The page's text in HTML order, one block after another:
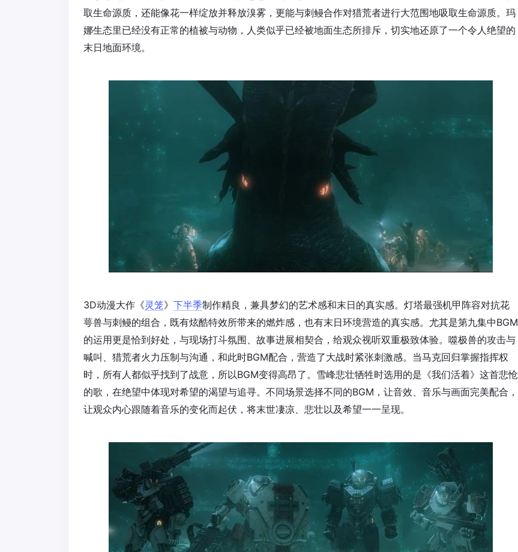
取生命源质，还能像花一样绽放并释放溴雾，更能与刺鳗合作对猎荒者进行大范围地吸取生命源质。玛
娜生态里已经没有正常的植被与动物，人类似乎已经被地面生态所排斥，切实地还原了一个令人绝望的
末日地面环境。
3D动漫大作《灵笼》 下半季制作精良，兼具梦幻的艺术感和末日的真实感。灯塔最强机甲阵容对抗花
萼兽与刺鳗的组合，既有炫酷特效所带来的燃炸感，也有末日环境营造的真实感。尤其是第九集中BGM
的运用更是恰到好处，与现场打斗氛围、故事进展相契合，给观众视听双重极致体验。噬极兽的攻击与
喊叫、猎荒者火力压制与沟通，和此时BGM配合，营造了大战时紧张刺激感。当马克回归掌握指挥权
时，所有人都似乎找到了战意，所以BGM变得高昂了。雪峰悲壮牺牲时选用的是《我们活着》这首悲怆
的歌，在绝望中体现对希望的渴望与追寻。不同场景选择不同的BGM，让音效、音乐与画面完美配合，
让观众内心跟随着音乐的变化而起伏，将末世凄凉、悲壮以及希望一一呈现。